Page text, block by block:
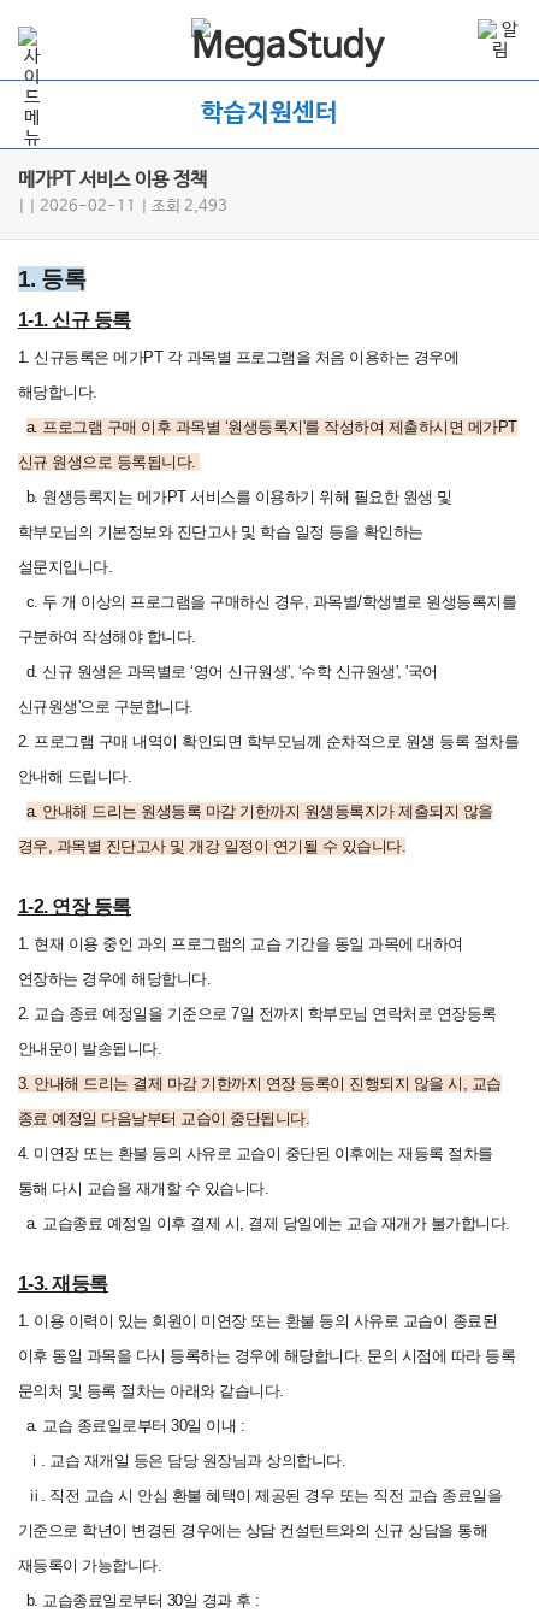
학습지원센터
메가PT 서비스 이용 정책
| 2026-02-11 | 조회 2,493
1. 등록
1-1. 신규 등록
1. 신규등록은 메가PT 각 과목별 프로그램을 처음 이용하는 경우에
해당합니다.
a. 프로그램 구매 이후 과목별 ‘원생등록지'를 작성하여 제출하시면 메가PT
신규 원생으로 등록됩니다.
b. 원생등록지는 메가PT 서비스를 이용하기 위해 필요한 원생 및
학부모님의 기본정보와 진단고사 및 학습 일정 등을 확인하는
설문지입니다.
c. 두 개 이상의 프로그램을 구매하신 경우, 과목별/학생별로 원생등록지를
구분하여 작성해야 합니다.
d. 신규 원생은 과목별로 ‘영어 신규원생', ‘수학 신규원생', '국어
신규원생'으로 구분합니다.
2. 프로그램 구매 내역이 확인되면 학부모님께 순차적으로 원생 등록 절차를
안내해 드립니다.
a. 안내해 드리는 원생등록 마감 기한까지 원생등록지가 제출되지 않을
경우, 과목별 진단고사 및 개강 일정이 연기될 수 있습니다.
1-2. 연장 등록
1. 현재 이용 중인 과외 프로그램의 교습 기간을 동일 과목에 대하여
연장하는 경우에 해당합니다.
2. 교습 종료 예정일을 기준으로 7일 전까지 학부모님 연락처로 연장등록
안내문이 발송됩니다.
3. 안내해 드리는 결제 마감 기한까지 연장 등록이 진행되지 않을 시, 교습
종료 예정일 다음날부터 교습이 중단됩니다.
4. 미연장 또는 환불 등의 사유로 교습이 중단된 이후에는 재등록 절차를
통해 다시 교습을 재개할 수 있습니다.
a. 교습종료 예정일 이후 결제 시, 결제 당일에는 교습 재개가 불가합니다.
1-3. 재등록
1. 이용 이력이 있는 회원이 미연장 또는 환불 등의 사유로 교습이 종료된
이후 동일 과목을 다시 등록하는 경우에 해당합니다. 문의 시점에 따라 등록
문의처 및 등록 절차는 아래와 같습니다.
a. 교습 종료일로부터 30일 이내 :
ⅰ. 교습 재개일 등은 담당 원장님과 상의합니다.
ⅱ. 직전 교습 시 안심 환불 혜택이 제공된 경우 또는 직전 교습 종료일을
기준으로 학년이 변경된 경우에는 상담 컨설턴트와의 신규 상담을 통해
재등록이 가능합니다.
b. 교습종료일로부터 30일 경과 후 :